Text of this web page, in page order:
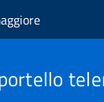
principale